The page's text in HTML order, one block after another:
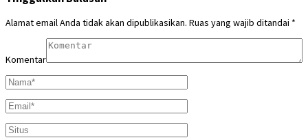
Alamat email Anda tidak akan dipublikasikan. Ruas yang wajib ditandai *
Komentar